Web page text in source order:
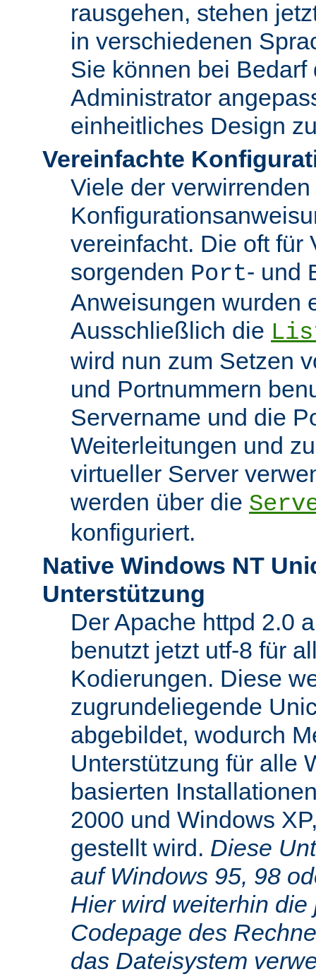
rausgehen, stehen
in verschiedenen
Sie können bei Bedarf
Administrator
einheitliches Design
Vereinfachte
Viele der verwirrenden
vereinfacht. Die oft für
sorgenden Port- und
Anweisungen wurden
Ausschließlich die
wird nun zum Setzen
und Portnummern
Servername und die
Weiterleitungen und
virtueller Server
werden über die
konfiguriert.
Native Windows NT
Unterstützung
Der Apache httpd 2.0
benutzt jetzt utf-8 für
Kodierungen. Diese
zugrundeliegende
abgebildet, wodurch
Unterstützung für alle
basierten
2000 und Windows
gestellt wird. Diese
auf Windows 95, 98
Hier wird weiterhin
Codepage des
das Dateisystem